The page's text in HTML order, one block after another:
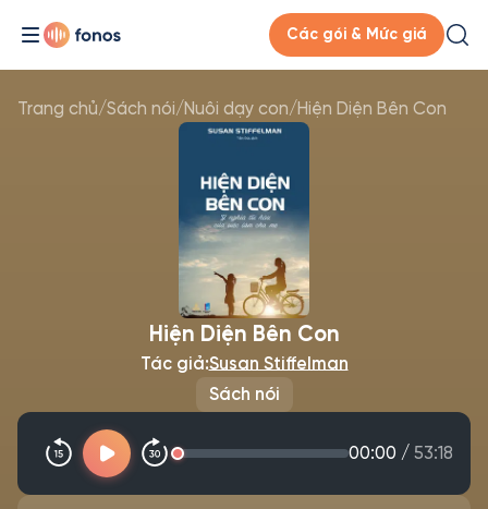
Các gói & Mức giá
Trang chủ/Sách nói/Nuôi dạy con/Hiện Diện Bên Con
Sách nói
Hiện Diện Bên Con
Tác giả:Susan Stiffelman
00:00 / 53:18